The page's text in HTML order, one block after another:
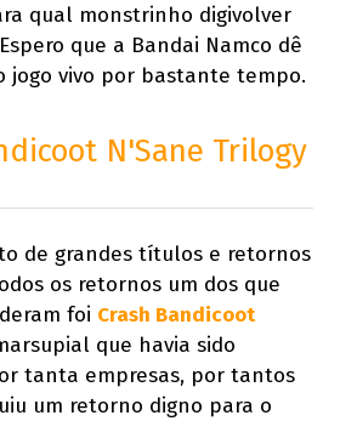
qual monstrinho digivolver
que a Bandai Namco dê
jogo vivo por bastante tempo.
N'Sane Trilogy
de grandes títulos e retornos
os retornos um dos que
foi Crash Bandicoot
que havia sido
tanta empresas, por tantos
um retorno digno para o